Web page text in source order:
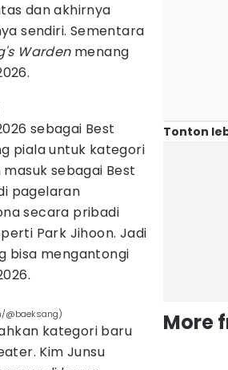
dan akhirnya
sendiri. Sementara
Wardenmenang
sebagai Best
piala untuk kategori
sebagai Best
pagelaran
secara pribadi
Park Jihoon. Jadi
bisa mengantongi
@baeksang)
kategori baru
Kim Junsu
Tonton
More